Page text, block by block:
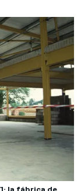
la fábrica de